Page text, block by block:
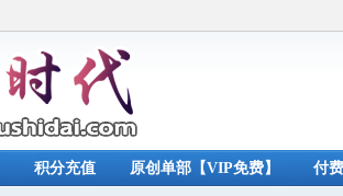
积分充值 原创单部【VIP免费】 付